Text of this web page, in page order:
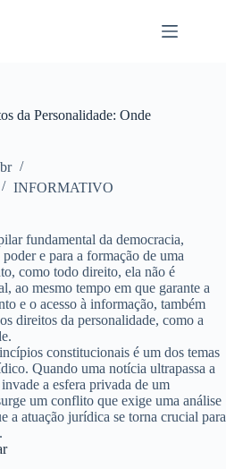
da Personalidade: Onde
INFORMATIVO
fundamental da democracia,
e para a formação de uma
como todo direito, ela não é
ao mesmo tempo em que garante a
e o acesso à informação, também
direitos da personalidade, como a
constitucionais é um dos temas
Quando uma notícia ultrapassa a
a esfera privada de um
um conflito que exige uma análise
a atuação jurídica se torna crucial para